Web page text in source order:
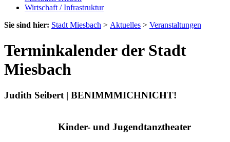
Wirtschaft / Infrastruktur
Sie sind hier: Stadt Miesbach > Aktuelles > Veranstaltungen
Terminkalender der Stadt
Miesbach
Judith Seibert | BENIMMMICHNICHT!
Kinder- und Jugendtanztheater